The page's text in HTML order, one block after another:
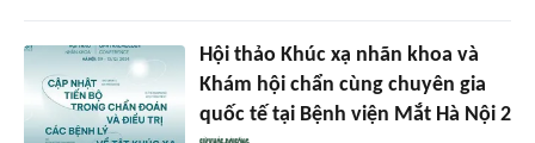
Hội thảo Khúc xạ nhãn khoa và
Khám hội chẩn cùng chuyên gia
quốc tế tại Bệnh viện Mắt Hà Nội 2